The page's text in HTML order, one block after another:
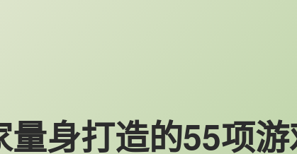
身打造的55项